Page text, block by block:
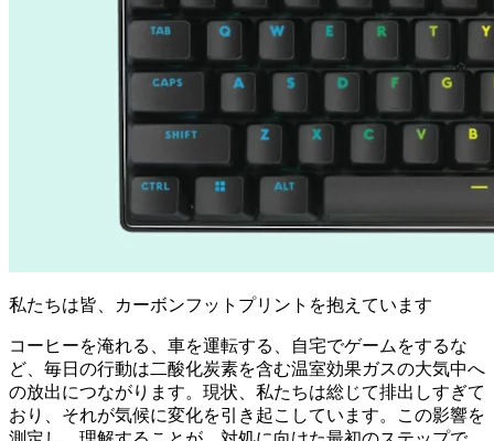
私たちは皆、カーボンフットプリントを抱えています
コーヒーを淹れる、車を運転する、自宅でゲームをするな
ど、毎日の行動は二酸化炭素を含む温室効果ガスの大気中へ
の放出につながります。現状、私たちは総じて排出しすぎて
おり、それが気候に変化を引き起こしています。この影響を